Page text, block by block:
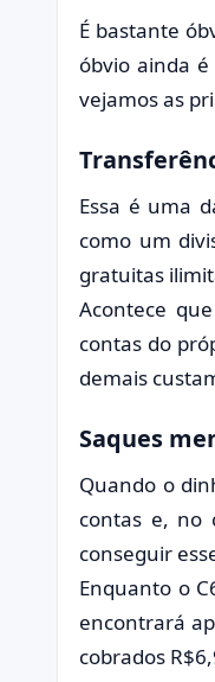
É bastante
óbvio ainda
vejamos as
Essa é uma
como um
gratuitas
Acontece
contas do
demais
Saques
Quando o
contas e, no
conseguir
Enquanto o
encontrará
cobrados